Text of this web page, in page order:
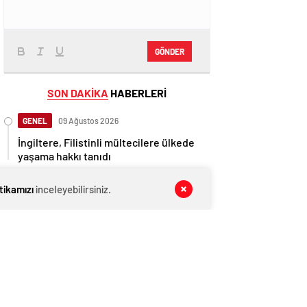
GÖNDER
SON DAKİKA HABERLERİ
GENEL 09 Ağustos 2026
İngiltere, Filistinli mültecilere ülkede
yaşama hakkı tanıdı
inceleyebilirsiniz.